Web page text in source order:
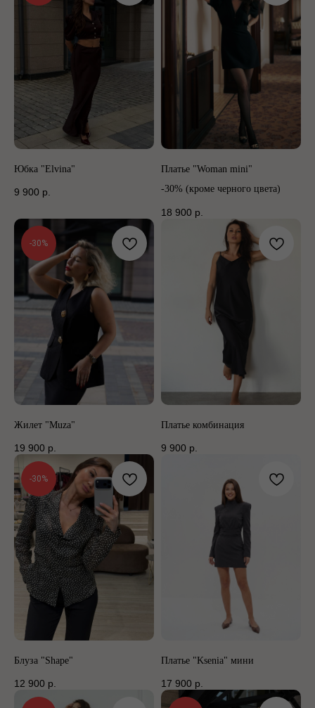
Юбка "Elvina"
9 900 р.
Платье "Woman mini"
-30% (кроме черного цвета)
18 900 р.
-30%
Жилет "Muza"
19 900 р.
Платье комбинация
9 900 р.
-30%
Блуза "Shape"
12 900 р.
Платье "Ksenia" мини
17 900 р.